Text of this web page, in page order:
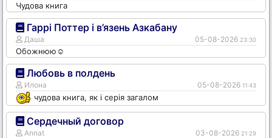
Чудова книга
Гаррі Поттер і в’язень Азкабану
Даша 05-08-2026 23:30
Обожнюю☺️
Любовь в полдень
Илона 05-08-2026 11:43
чудова книга, як і серія загалом
Сердечный договор
Annat 03-08-2026 21:29